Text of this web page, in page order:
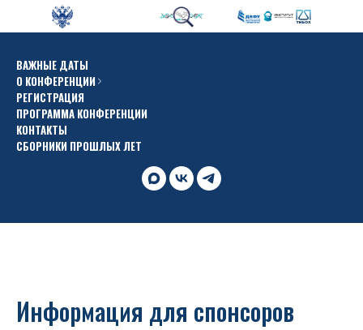
ВАЖНЫЕ ДАТЫ
О КОНФЕРЕНЦИИ
РЕГИСТРАЦИЯ
ПРОГРАММА КОНФЕРЕНЦИИ
КОНТАКТЫ
СБОРНИКИ ПРОШЛЫХ ЛЕТ
Информация для спонсоров